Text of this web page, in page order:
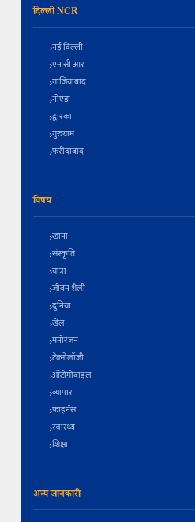
दिल्ली NCR
नई दिल्ली
एन सी आर
गाजियाबाद
नोएडा
द्वारका
गुरुग्राम
फरीदाबाद
विषय
खाना
संस्कृति
यात्रा
जीवन शैली
दुनिया
खेल
मनोरंजन
टेक्नोलॉजी
ऑटोमोबाइल
व्यापार
फाइनेंस
स्वास्थ्य
शिक्षा
अन्य जानकारी